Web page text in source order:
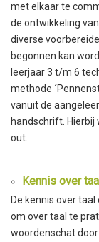
met elkaar te
de ontwikkeling
diverse
begonnen kan
leerjaar 3 t/m 6
methode
vanuit de
handschrift.
out.
Kennis over taal
De kennis over
om over taal te
woordenschat